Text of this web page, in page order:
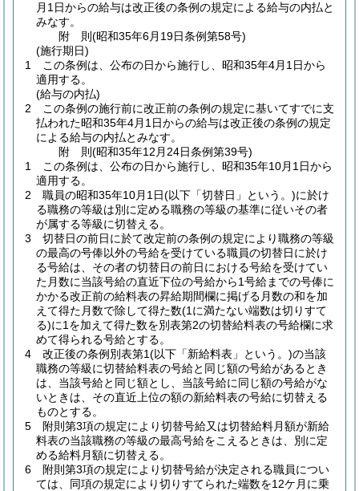
月1日からの給与は改正後の条例の規定による給与の内払と
みなす。
附 則(昭和35年6月19日条例第58号)
(施行期日)
1
この条例は、公布の日から施行し、昭和35年4月1日から
適用する。
(給与の内払)
2
この条例の施行前に改正前の条例の規定に基いてすでに支
払われた昭和35年4月1日からの給与は改正後の条例の規定
による給与の内払とみなす。
附 則(昭和35年12月24日条例第39号)
1
この条例は、公布の日から施行し、昭和35年10月1日から
適用する。
2
職員の昭和35年10月1日(以下「切替日」という。)に於け
る職務の等級は別に定める職務の等級の基準に従いその者
が属する等級に切替える。
3
切替日の前日に於て改定前の条例の規定により職務の等級
の最高の号俸以外の号給を受けている職員の切替日に於け
る号給は、その者の切替日の前日における号給を受けてい
た月数に当該号給の直近下位の号給から1号給までの号俸に
かかる改正前の給料表の昇給期間欄に掲げる月数の和を加
えて得た月数で除して得た数(1に満たない端数は切りすて
る)に1を加えて得た数を別表第2の切替給料表の号給欄に求
めて得られる号給とする。
4
改正後の条例別表第1(以下「新給料表」という。)の当該
職務の等級に切替給料表の号給と同じ額の号給があるとき
は、当該号給と同じ額とし、当該号給に同じ額の号給がな
いときは、その直近上位の額の新給料表の号給に切替える
ものとする。
5
附則第3項の規定により切替号給又は切替給料月額が新給
料表の当該職務の等級の最高号給をこえるときは、別に定
める給料月額に切替える。
6
附則第3項の規定により切替号給が決定される職員につい
ては、同項の規定により切りすてられた端数を12ケ月に乗